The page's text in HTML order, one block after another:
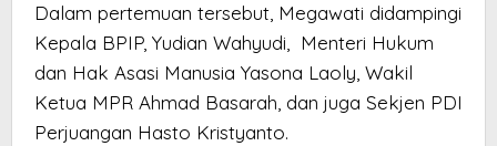
Dalam pertemuan tersebut, Megawati didampingi
Kepala BPIP, Yudian Wahyudi, Menteri Hukum
dan Hak Asasi Manusia Yasona Laoly, Wakil
Ketua MPR Ahmad Basarah, dan juga Sekjen PDI
Perjuangan Hasto Kristyanto.